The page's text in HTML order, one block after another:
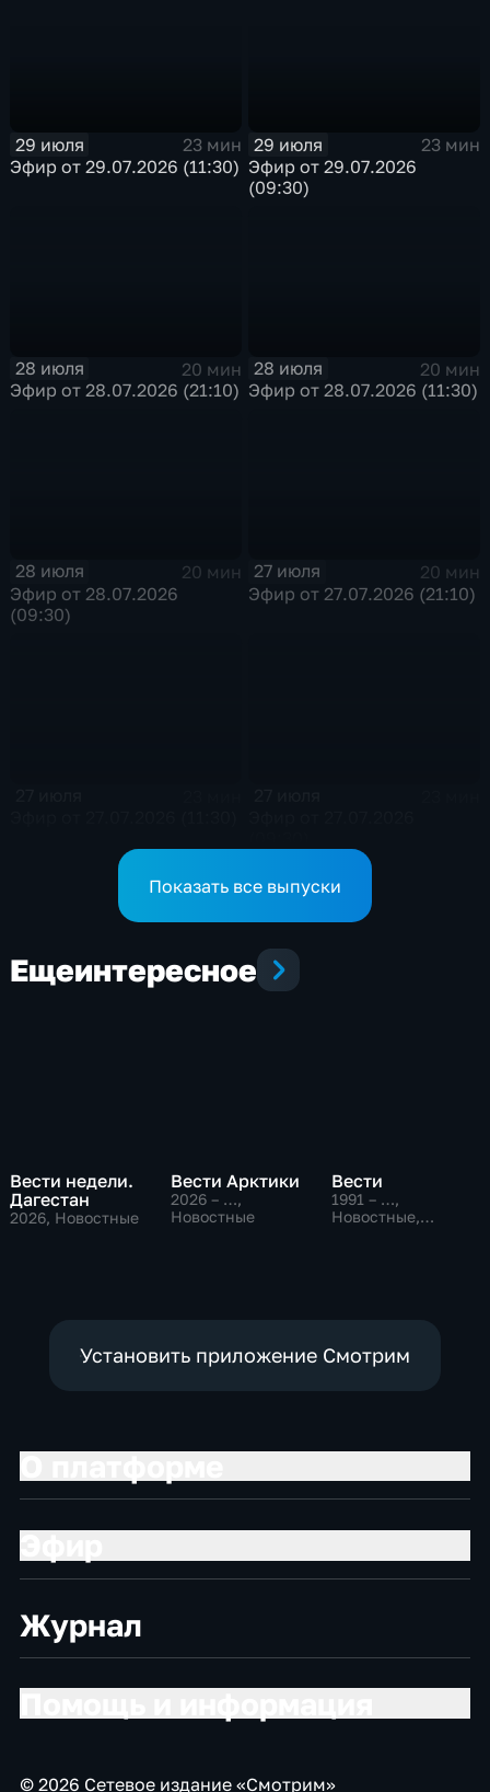
29 июля
23 мин
Эфир от 29.07.2026 (11:30)
29 июля
23 мин
Эфир от 29.07.2026
(09:30)
28 июля
20 мин
Эфир от 28.07.2026 (21:10)
28 июля
20 мин
Эфир от 28.07.2026 (11:30)
28 июля
20 мин
Эфир от 28.07.2026
(09:30)
27 июля
20 мин
Эфир от 27.07.2026 (21:10)
Показать все выпуски
Ещеинтересное
Вести недели.
Дагестан
2026, Новостные
Вести Арктики
2026 – …,
Новостные
Вести
1991 – …,
Новостные,
Установить приложение Смотрим
Журнал
© 2026 Сетевое издание «Смотрим»